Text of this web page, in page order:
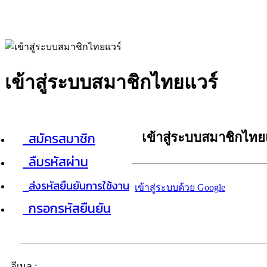
เข้าสู่ระบบสมาชิกไทยแวร์
สมัครสมาชิก
ลืมรหัสผ่าน
ส่งรหัสยืนยันการใช้งาน
กรอกรหัสยืนยัน
เข้าสู่ระบบสมาชิกไท
เข้าสู่ระบบด้วย Google